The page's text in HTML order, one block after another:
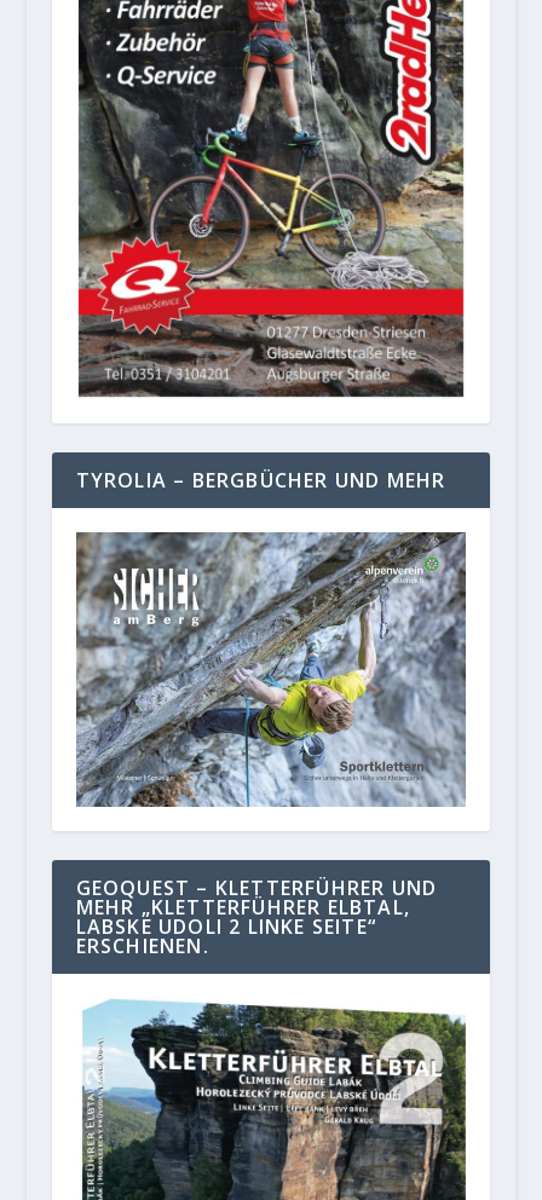
TYROLIA – BERGBÜCHER UND MEHR
GEOQUEST – KLETTERFÜHRER UND
MEHR „KLETTERFÜHRER ELBTAL,
LABSKE UDOLI 2 LINKE SEITE“
ERSCHIENEN.